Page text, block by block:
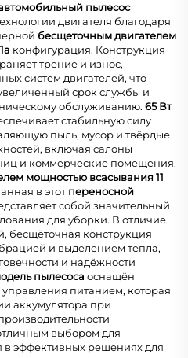
пылесос
двигателя благодаря
бесщеточным двигателем
конфигурация. Конструкция
трение и износ,
систем двигателей, что
срок службы и
обслуживанию. 65 Вт
стабильную силу
пыль, мусор и твёрдые
включая салоны
и коммерческие помещения.
мощностью всасывания 11
в этотпереносной
собой значительный
для уборки. В отличие
бесщёточная конструкция
и выделением тепла,
и надёжности
пылесоса оснащён
питанием, которая
аккумулятора при
выбором для
эффективных решениях для